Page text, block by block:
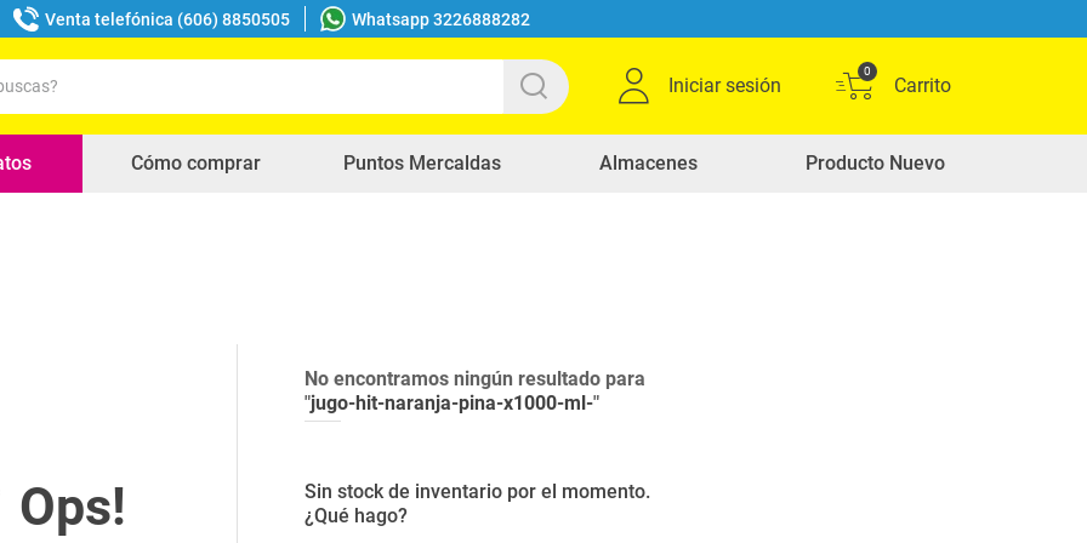
Venta telefónica (606) 8850505 Whatsapp 3226888282
Iniciar sesión
0
Cómo comprar Puntos Mercaldas Almacenes Producto Nuevo
No encontramos ningún resultado para
"jugo-hit-naranja-pina-x1000-ml-"
Sin stock de inventario por el momento.
¿Qué hago?
buscados